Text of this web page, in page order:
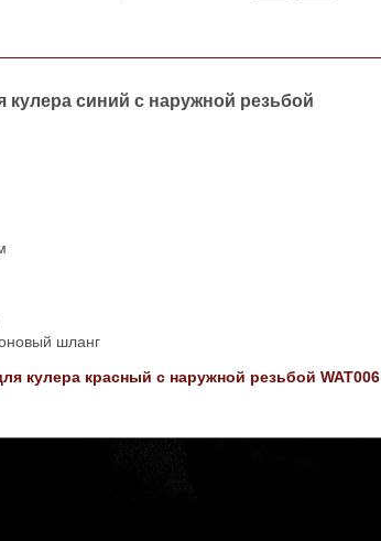
синий с наружной резьбой
шланг
кулера красный с наружной резьбой WAT006